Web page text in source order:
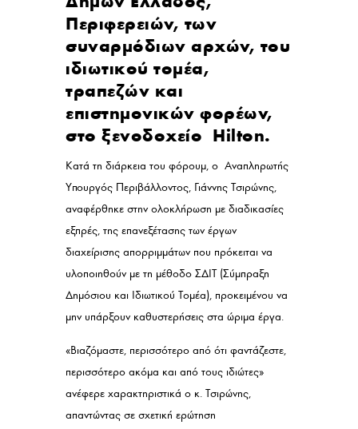
Περιφερειών, των
συναρμόδιων αρχών, του
ιδιωτικού τομέα,
τραπεζών και
επιστημονικών φορέων,
στο ξενοδοχείο Hilton.
Κατά τη διάρκεια του φόρουμ, ο Αναπληρωτής
Υπουργός Περιβάλλοντος, Γιάννης Τσιρώνης,
αναφέρθηκε στην ολοκλήρωση με διαδικασίες
εξπρές, της επανεξέτασης των έργων
διαχείρισης απορριμμάτων που πρόκειται να
υλοποιηθούν με τη μέθοδο ΣΔΙΤ (Σύμπραξη
Δημόσιου και Ιδιωτικού Τομέα), προκειμένου να
μην υπάρξουν καθυστερήσεις στα ώριμα έργα.
«Βιαζόμαστε, περισσότερο από ότι φαντάζεστε,
περισσότερο ακόμα και από τους ιδιώτες»
ανέφερε χαρακτηριστικά ο κ. Τσιρώνης,
απαντώντας σε σχετική ερώτηση